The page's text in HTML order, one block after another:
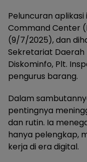
Peluncuran
Command Center
(9/7/2025), dan
Sekretariat Daerah
Diskominfo, Plt.
pengurus barang.
Dalam
pentingnya
dan rutin. Ia
hanya pelengkap,
kerja di era digital.